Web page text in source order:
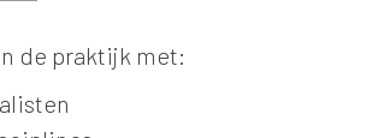
de praktijk met: